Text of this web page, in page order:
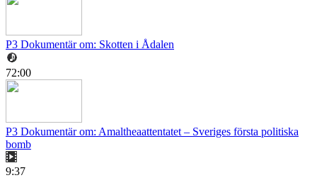
P3 Dokumentär om: Skotten i Ådalen
72:00
P3 Dokumentär om: Amaltheaattentatet – Sveriges första politiska
bomb
9:37